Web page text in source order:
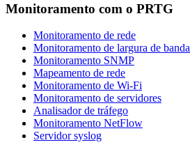
Monitoramento com o PRTG
Monitoramento de rede
Monitoramento de largura de banda
Monitoramento SNMP
Mapeamento de rede
Monitoramento de Wi-Fi
Monitoramento de servidores
Analisador de tráfego
Monitoramento NetFlow
Servidor syslog